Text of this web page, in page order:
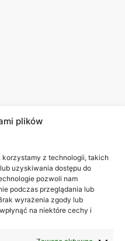
plików
z technologii, takich
uzyskiwania dostępu do
pozwoli nam
podczas przeglądania lub
wyrażenia zgody lub
na niektóre cechy i